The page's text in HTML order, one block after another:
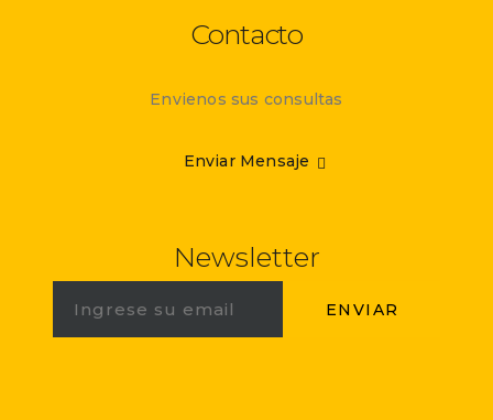
Contacto
Envienos sus consultas
Enviar Mensaje
Newsletter